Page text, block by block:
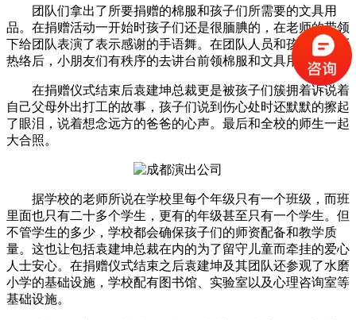
团队们拿出了所要捐赠的棉服和孩子们所需要的文具用
品。在捐赠活动一开始时孩子们还是很腼腆的，在老师的带领
下给团队表演了表示感谢的手语舞。在团队人员和孩子们逐渐
热络后，小朋友们有秩序的去讲台前领棉服和文具用品。
在捐赠仪式结束后袁建坤总裁更是被孩子们簇拥着诉说着
自己父母外出打工的故事，孩子们说到伤心处时还默默的擦起
了眼泪，说着想念远方的爸爸的心声。最后和全校的师生一起
大合照。
据学校的老师所说在学校里每个年级只有一个班级，而班
里面也只有二十多个学生，更有的年级甚至只有一个学生。但
不管学生的多少，学校都会确保孩子们的师资配备和教学质
量。这也让包括袁建坤总裁在内的为了留守儿童而牵挂的爱心
人士安心。在捐赠仪式结束之后袁建坤及其团队还参观了水磨
小学的基础设施，学校配有图书馆、实验室以及心理咨询室等
基础设施。